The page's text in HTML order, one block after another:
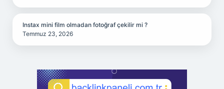
Instax mini film olmadan fotoğraf çekilir mi ?
Temmuz 23, 2026